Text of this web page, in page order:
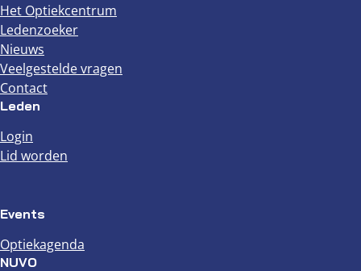
Het Optiekcentrum
Ledenzoeker
Nieuws
Veelgestelde vragen
Contact
Leden
Login
Lid worden
Events
Optiekagenda
NUVO